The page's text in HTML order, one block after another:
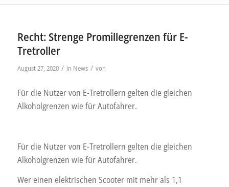
Recht: Strenge Promillegrenzen für E-
Tretroller
August 27, 2020 / in News / von
Für die Nutzer von E-Tretrollern gelten die gleichen
Alkoholgrenzen wie für Autofahrer.
Für die Nutzer von E-Tretrollern gelten die gleichen
Alkoholgrenzen wie für Autofahrer.
Wer einen elektrischen Scooter mit mehr als 1,1